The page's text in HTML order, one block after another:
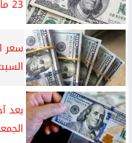
23 مايو 2026 في البنوك...
سعر
السبت 23 مايو 2026 بعد
بعد
الجمعة 22 مايو